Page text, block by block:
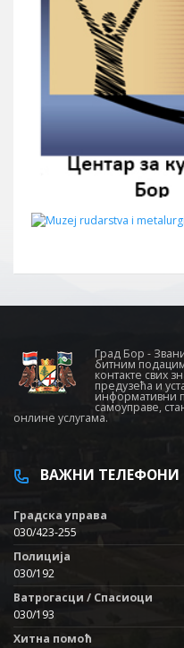
Град Бор -
битним
контакте свих
предузећа и
информативни
самоуправе,
онлине услугама.
ВАЖНИ ТЕЛЕФОНИ
Градска управа
030/423-255
Полиција
030/192
Ватрогасци / Спасиоци
030/193
Хитна помоћ